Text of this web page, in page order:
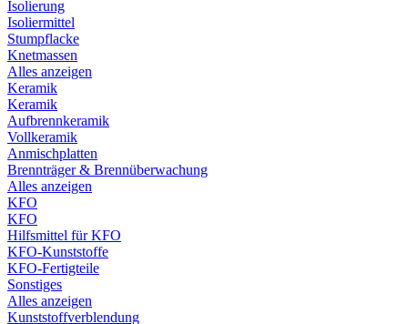
Isolierung
Isoliermittel
Stumpflacke
Knetmassen
Alles anzeigen
Keramik
Keramik
Aufbrennkeramik
Vollkeramik
Anmischplatten
Brennträger & Brennüberwachung
Alles anzeigen
KFO
KFO
Hilfsmittel für KFO
KFO-Kunststoffe
KFO-Fertigteile
Sonstiges
Alles anzeigen
Kunststoffverblendung